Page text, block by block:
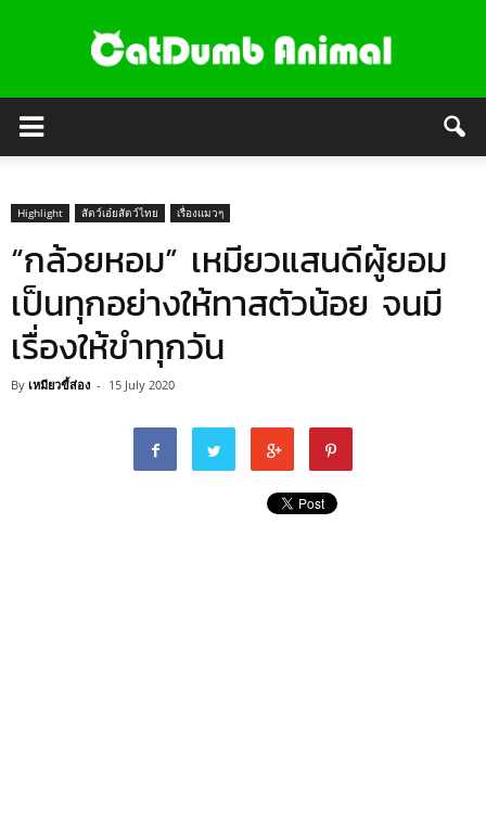
Highlight สัตว์เอ๋ยสัตว์ไทย เรื่องแมวๆ
“กล้วยหอม” เหมียวแสนดีผู้ยอม
เป็นทุกอย่างให้ทาสตัวน้อย จนมี
เรื่องให้ขำทุกวัน
By เหมียวขี้ส่อง - 15 July 2020